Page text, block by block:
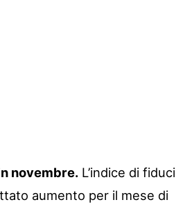
novembre. L’indice di
aumento per il mese di